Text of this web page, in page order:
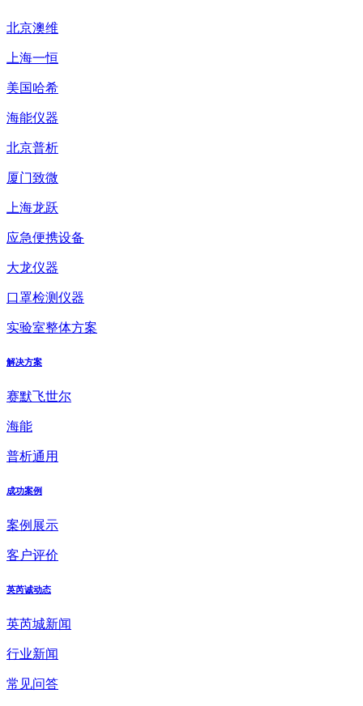
北京澳维
上海一恒
美国哈希
海能仪器
北京普析
厦门致微
上海龙跃
应急便携设备
大龙仪器
口罩检测仪器
实验室整体方案
解决方案
赛默飞世尔
海能
普析通用
成功案例
案例展示
客户评价
英芮诚动态
英芮城新闻
行业新闻
常见问答